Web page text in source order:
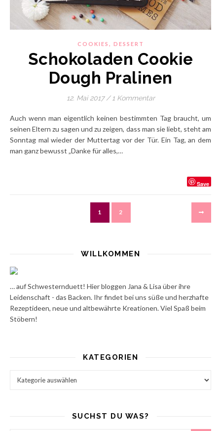
COOKIES , DESSERT
Schokoladen Cookie
Dough Pralinen
12. Mai 2017 / 1 Kommentar
Auch wenn man eigentlich keinen bestimmten Tag braucht, um
seinen Eltern zu sagen und zu zeigen, dass man sie liebt, steht am
Sonntag mal wieder der Muttertag vor der Tür. Ein Tag, an dem
man ganz bewusst „Danke für alles,…
Save
1 2
WILLKOMMEN
… auf Schwesternduett! Hier bloggen Jana & Lisa über ihre
Leidenschaft - das Backen. Ihr findet bei uns süße und herzhafte
Rezeptideen, neue und altbewährte Kreationen. Viel Spaß beim
Stöbern!
KATEGORIEN
SUCHST DU WAS?